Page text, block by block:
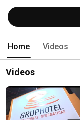
Home Videos
Videos